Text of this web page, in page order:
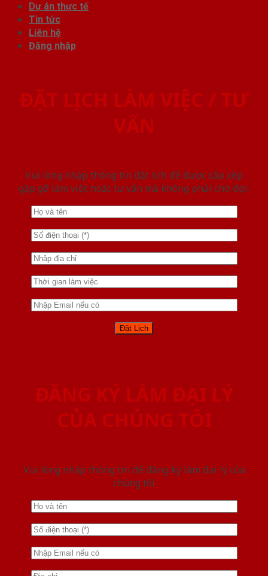
Dự án thực tế
Tin tức
Liên hệ
Đăng nhập
ĐẶT LỊCH LÀM VIỆC / TƯ
VẤN
Vui lòng nhập thông tin đặt lịch để được sắp xếp
gặp gỡ làm việc hoăc tư vấn mà không phải chờ đợi.
ĐĂNG KÝ LÀM ĐẠI LÝ
CỦA CHÚNG TÔI
Vui lòng nhập thông tin để đăng ký làm đại lý của
chúng tôi